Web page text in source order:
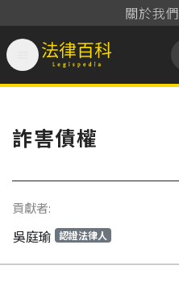
關於我們
法律百科 Legispedia
詐害債權
貢獻者:
吳庭瑜 認證法律人